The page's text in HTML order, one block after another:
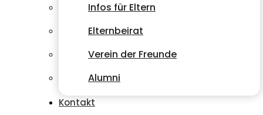
Infos für Eltern
Elternbeirat
Verein der Freunde
Alumni
Kontakt